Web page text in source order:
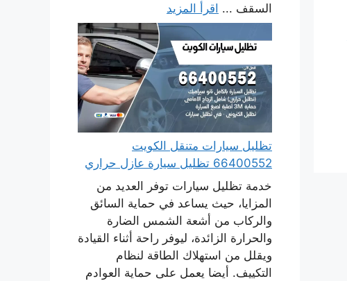
السقف ... اقرأ المزيد
تظليل سيارات متنقل الكويت
66400552 تظليل سيارة عازل حراري
خدمة تظليل سيارات توفر العديد من
المزايا، حيث يساعد في حماية السائق
والركاب من أشعة الشمس الضارة
والحرارة الزائدة، ليوفر راحة أثناء القيادة
ويقلل من استهلاك الطاقة لنظام
التكييف. أيضا يعمل على حماية العوادم